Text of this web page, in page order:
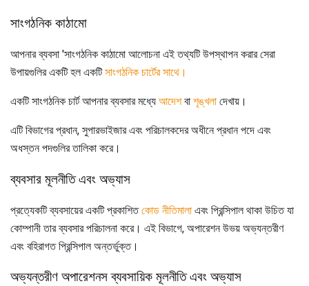
সাংগঠনিক কাঠামো
আপনার ব্যবসা 'সাংগঠনিক কাঠামো আলোচনা এই তথ্যটি উপস্থাপন করার সেরা
উপায়গুলির একটি হল একটিসাংগঠনিক চার্টের সাথে।
একটি সাংগঠনিক চার্ট আপনার ব্যবসার মধ্যে আদেশবা শৃঙ্খলা দেখায়।
এটি বিভাগের প্রধান, সুপারভাইজার এবং পরিচালকদের অধীনে প্রধান পদে এবং
অধস্তন পদগুলির তালিকা করে।
ব্যবসার মূলনীতি এবং অভ্যাস
প্রত্যেকটি ব্যবসায়ের একটি প্রকাশিতকোড নীতিমালা এবং প্রিন্সিপাল থাকা উচিত যা
কোম্পানী তার ব্যবসার পরিচালনা করে। এই বিভাগে, অপারেশন উভয় অভ্যন্তরীণ
এবং বহিরাগত প্রিন্সিপাল অন্তর্ভুক্ত।
অভ্যন্তরীণ অপারেশনস ব্যবসায়িক মূলনীতি এবং অভ্যাস